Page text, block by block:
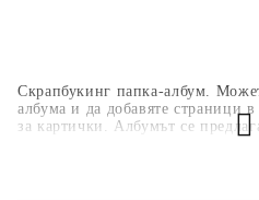
Скрапбукинг папка-албум.
албума и да добавяте страници
за картички.
Албумът се